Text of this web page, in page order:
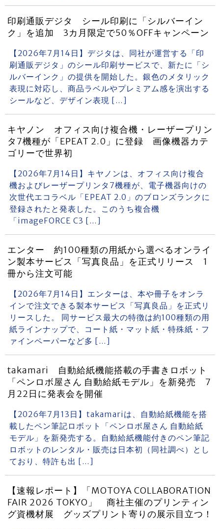
印刷通販デジタ シール印刷に「シルバーイン
ク」を追加 3カ月限定で50％OFFキャンペーン
【2026年7月14日】デジタは、同社が運営する「印
刷通販デジタ」のシール印刷サービスで、新たに「シ
ルバーインク」の提供を開始した。銀色のメタリック
表現に対応し、商品ラベルやプレミアム感を演出する
シールなど、デザイン表現 […]
キヤノン オフィス向け複合機・レーザープリン
タ7機種が「EPEAT 2.0」に登録 画像機器カテ
ゴリーで世界初
【2026年7月14日】キヤノンは、オフィス向け複合
機およびレーザープリンタ7機種が、電子機器向けの
次世代エコラベル「EPEAT 2.0」のブロンズランクに
登録されたと発表した。このうち複合機
「imageFORCE C3 […]
エンター 約100種類の用紙から選べるオンライ
ン製本サービス「写真良品」を正式リリース 1
冊から注文可能
【2026年7月14日】エンターは、本や冊子をオンラ
インで注文できる製本サービス「写真良品」を正式リ
リースした。 同サービス最大の特徴は約100種類の用
紙ラインナップで、コート紙・マット紙・特殊紙・フ
ァインペーパーなど多 […]
takamari 自動給紙機能搭載の手書きロボット
「ペンロボ屋さん 自動給紙モデル」を新発売 7
月22日に発表会を開催
【2026年7月13日】takamariは、自動給紙機能を搭
載したペン筆記ロボット「ペンロボ屋さん 自動給紙
モデル」を新発売する。自動給紙機能付きのペン筆記
ロボットのレンタル・販売は日本初（同社調べ）とし
ており、特許も出 […]
【速報レポート】「MOTOYA COLLABORATION
FAIR 2026 TOKYO」 商社主催のプリンティン
グ資機材展 グッズプリント寄りの展示目立つ！